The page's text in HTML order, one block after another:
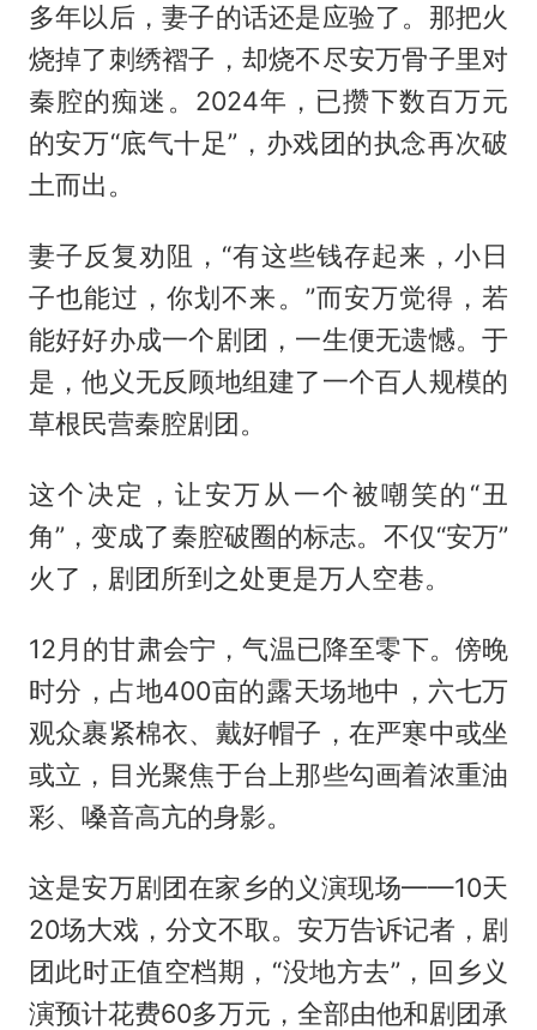
多年以后，妻子的话还是应验了。那把火
烧掉了刺绣褶子，却烧不尽安万骨子里对
秦腔的痴迷。2024年，已攒下数百万元
的安万“底气十足”，办戏团的执念再次破
土而出。
妻子反复劝阻，“有这些钱存起来，小日
子也能过，你划不来。”而安万觉得，若
能好好办成一个剧团，一生便无遗憾。于
是，他义无反顾地组建了一个百人规模的
草根民营秦腔剧团。
这个决定，让安万从一个被嘲笑的“丑
角”，变成了秦腔破圈的标志。不仅“安万”
火了，剧团所到之处更是万人空巷。
12月的甘肃会宁，气温已降至零下。傍晚
时分，占地400亩的露天场地中，六七万
观众裹紧棉衣、戴好帽子，在严寒中或坐
或立，目光聚焦于台上那些勾画着浓重油
彩、嗓音高亢的身影。
这是安万剧团在家乡的义演现场——10天
20场大戏，分文不取。安万告诉记者，剧
团此时正值空档期，“没地方去”，回乡义
演预计花费60多万元，全部由他和剧团承